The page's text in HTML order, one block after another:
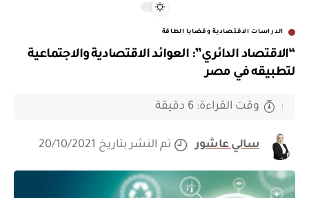
الدراسات الاقتصادية وقضايا الطاقة
“الاقتصاد الدائري”: العوائد الاقتصادية والاجتماعية
لتطبيقه في مصر
سالي عاشور تم النشر بتاريخ 20/10/2021
وقت القراءة: 6 دقيقة